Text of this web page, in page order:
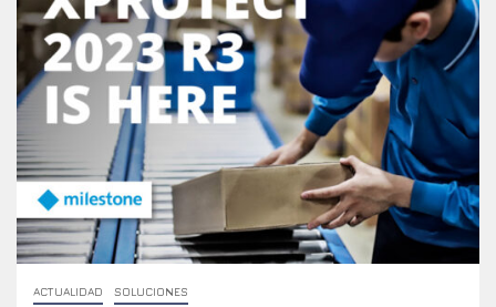
ACTUALIDAD SOLUCIONES